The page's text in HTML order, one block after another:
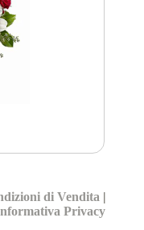
di Vendita |
Privacy